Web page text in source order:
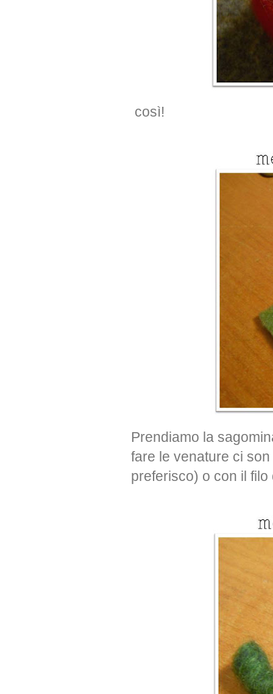
così!
Prendiamo la
fare le venature ci
preferisco) o con il